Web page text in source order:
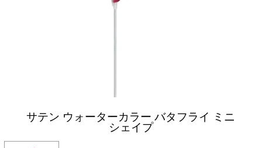
サテン ウォーターカラー バタフライ ミニ
シェイプ